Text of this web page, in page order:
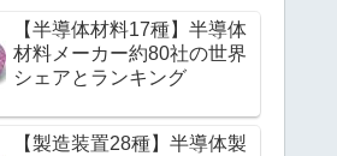
【半導体材料17種】半導体
材料メーカー約80社の世界
シェアとランキング
【製造装置28種】半導体製